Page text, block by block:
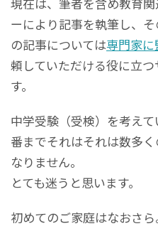
ーにより記事を執筆し、
の記事については専門家
頼していただける役に立
す。
中学受験（受検）を考え
番までそれはそれは数多
なりません。
とても迷うと思います。
初めてのご家庭はなおさら